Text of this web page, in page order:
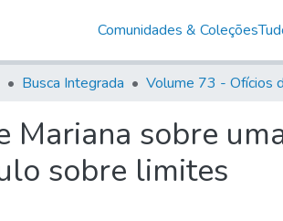
Comunidades & Coleções
Busca Integrada
Mariana sobre
sobre limites